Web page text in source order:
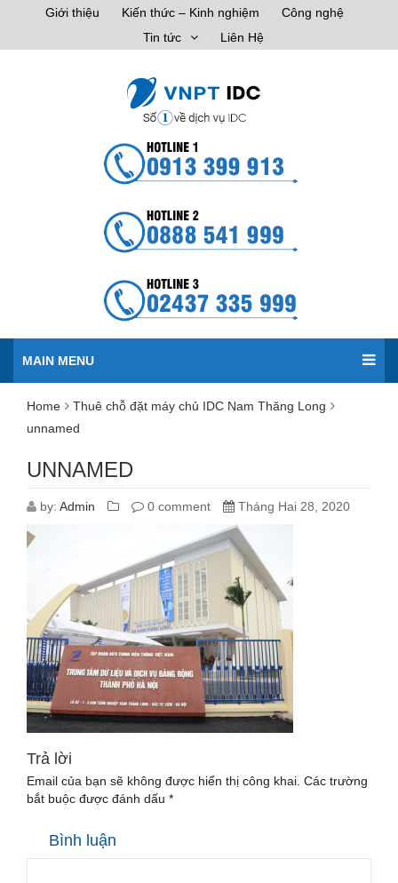
Giới thiệu Kiến thức – Kinh nghiệm
Công nghệ
Tin tức
Liên Hệ
MAIN MENU
Home
Thuê chỗ đặt máy chủ IDC Nam Thăng Long
unnamed
UNNAMED
by: Admin 0 comment Tháng Hai 28, 2020
Trả lời
Email của bạn sẽ không được hiển thị công khai. Các trường
bắt buộc được đánh dấu *
Bình luận